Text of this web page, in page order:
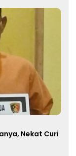
Nekat Curi